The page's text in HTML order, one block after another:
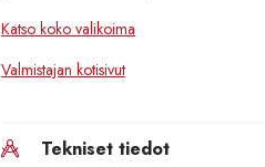
Katso koko valikoima
Valmistajan kotisivut
Tekniset tiedot